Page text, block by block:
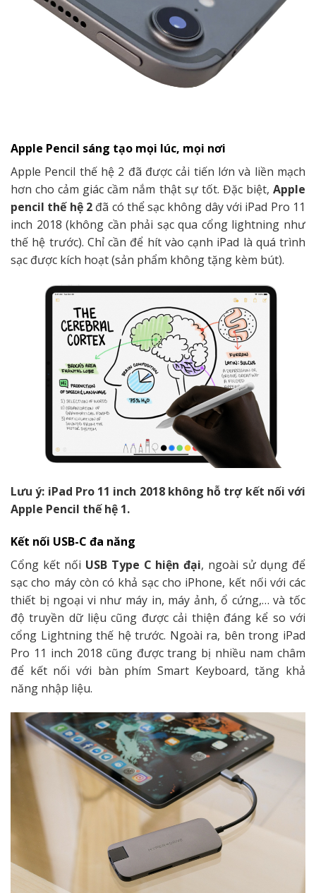
Apple Pencil sáng tạo mọi lúc, mọi nơi
Apple Pencil thế hệ 2 đã được cải tiến lớn và liền mạch
hơn cho cảm giác cầm nắm thật sự tốt. Đặc biệt, Apple
pencil thế hệ 2đã có thể sạc không dây với iPad Pro 11
inch 2018 (không cần phải sạc qua cổng lightning như
thế hệ trước). Chỉ cần để hít vào cạnh iPad là quá trình
sạc được kích hoạt (sản phẩm không tặng kèm bút).
Lưu ý: iPad Pro 11 inch 2018 không hỗ trợ kết nối với
Apple Pencil thế hệ 1.
Kết nối USB-C đa năng
Cổng kết nối USB Type C hiện đại, ngoài sử dụng để
sạc cho máy còn có khả sạc cho iPhone, kết nối với các
thiết bị ngoại vi như máy in, máy ảnh, ổ cứng,… và tốc
độ truyền dữ liệu cũng được cải thiện đáng kể so với
cổng Lightning thế hệ trước. Ngoài ra, bên trong iPad
Pro 11 inch 2018 cũng được trang bị nhiều nam châm
để kết nối với bàn phím Smart Keyboard, tăng khả
năng nhập liệu.